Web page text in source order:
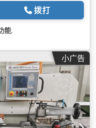
拨打
能,
小广告